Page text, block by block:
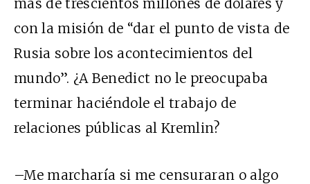
más de trescientos millones de dólares y
con la misión de “dar el punto de vista de
Rusia sobre los acontecimientos del
mundo”. ¿A Benedict no le preocupaba
terminar haciéndole el trabajo de
relaciones públicas al Kremlin?
–Me marcharía si me censuraran o algo